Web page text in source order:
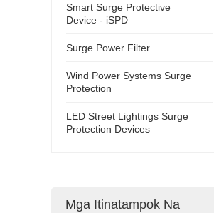
Smart Surge Protective
Device - iSPD
Surge Power Filter
Wind Power Systems Surge
Protection
LED Street Lightings Surge
Protection Devices
Mga Itinatampok Na